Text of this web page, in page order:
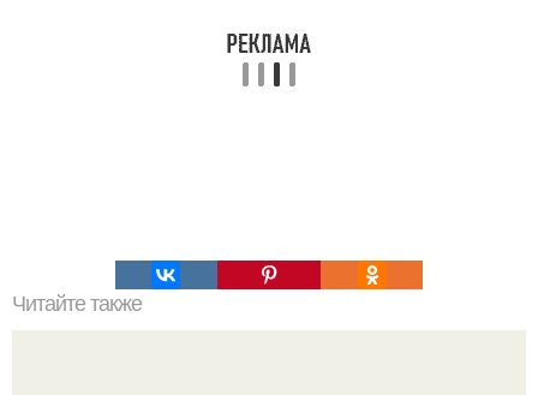
Читайте также